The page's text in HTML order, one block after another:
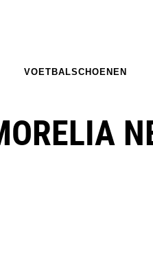
VOETBALSCHOENEN